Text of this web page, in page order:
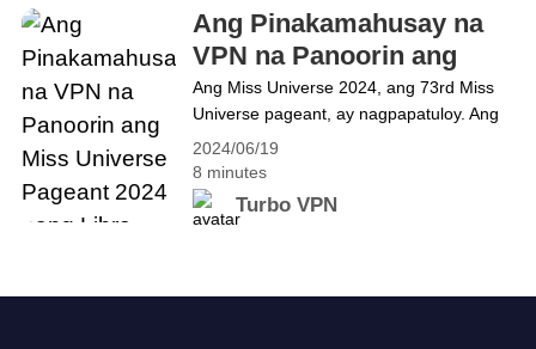
inaasahan ng mga mahilig sa Esports ang
mga kapana-panabik na kumpetisyon.
Ngayon, ipakita sa iyo kung&hellip;
Continue reading Ang Pinakamahusay na
VPN na Manood ng Esports World Cup
2024 Live Streams
2024/06/19
8 minutes
Turbo VPN
Ang Pinakamahusay na
VPN na Panoorin ang
Miss Universe Pageant
2024 nang Libre mula
Saanman
Ang Miss Universe 2024, ang 73rd Miss
Universe pageant, ay nagpapatuloy. Ang
finals ng 2024 Miss Universe Pageant ay
iho-host ng Mexico sa 16 Nobyembre sa
unang pagkakataon mula noong 2007.
Lubos na inaabangan ng mga tao mula sa
Universe. Gayunpaman, dahil sa